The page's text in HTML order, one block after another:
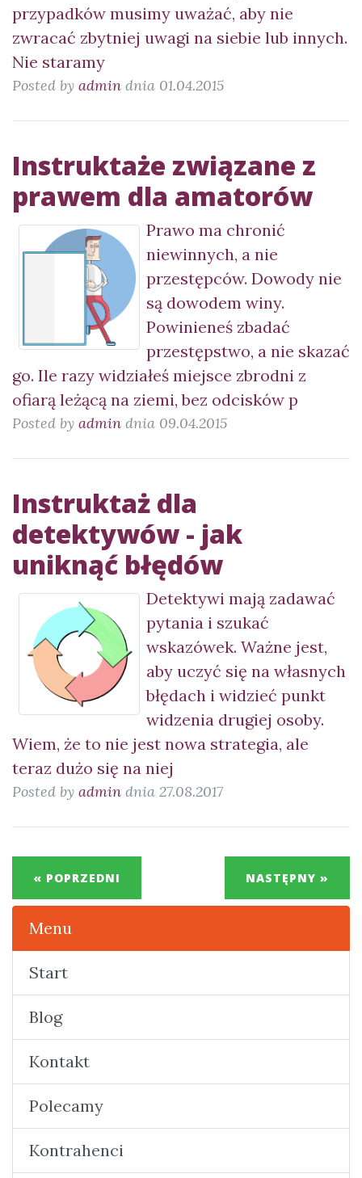
przypadków musimy uważać, aby nie
zwracać zbytniej uwagi na siebie lub innych.
Nie staramy
Posted by admin dnia 01.04.2015
Instruktaże związane z
prawem dla amatorów
Prawo ma chronić
niewinnych, a nie
przestępców. Dowody nie
są dowodem winy.
Powinieneś zbadać
przestępstwo, a nie skazać
go. Ile razy widziałeś miejsce zbrodni z
ofiarą leżącą na ziemi, bez odcisków p
Posted by admin dnia 09.04.2015
Instruktaż dla
detektywów - jak
uniknąć błędów
Detektywi mają zadawać
pytania i szukać
wskazówek. Ważne jest,
aby uczyć się na własnych
błędach i widzieć punkt
widzenia drugiej osoby.
Wiem, że to nie jest nowa strategia, ale
teraz dużo się na niej
Posted by admin dnia 27.08.2017
« POPRZEDNI NASTĘPNY »
Menu
Start
Blog
Kontakt
Polecamy
Kontrahenci